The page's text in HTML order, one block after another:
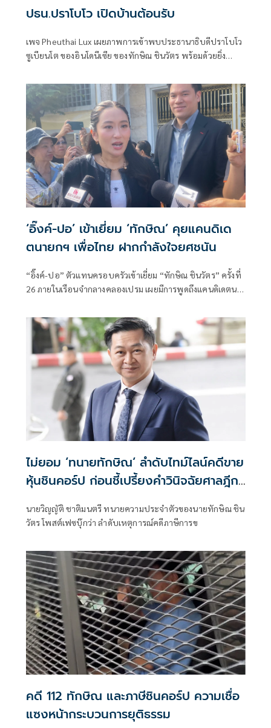
ปธน.ปราโบโว เปิดบ้านต้อนรับ
เพจ Pheuthai Lux เผยภาพการเข้าพบประธานาธิบดีปราโบโว
ซูเบียนโต ของอินโดนีเซีย ของทักษิณ ชินวัตร พร้อมด้วยยิ่ง
เป็นไปอย่างอบอุ่น มี
‘อิ๊งค์-ปอ’ เข้าเยี่ยม ‘ทักษิณ’ คุยแคนดิเด
ตนายกฯ เพื่อไทย ฝากกำลังใจยศชนัน
“อิ๊งค์-ปอ” ตัวแทนครอบครัวเข้าเยี่ยม “ทักษิณ ชินวัตร” ครั้งที่
26 ภายในเรือนจำกลางคลองเปรม เผยมีการพูดถึงแคนดิเดตนา
ไม่ยอม ‘ทนายทักษิณ‘ ลำดับไทม์ไลน์คดีขาย
หุ้นชินคอร์ป ก่อนชี้เปรี้ยงคำวินิจฉัยศาลฎีกา
นายวิญญัติ ชาติมนตรี ทนายความประจำตัวของนายทักษิณ ชิน
วัตร โพสต์เฟซบุ๊กว่า ลำดับเหตุการณ์คดีภาษีการข
คดี 112 ทักษิณ และภาษีชินคอร์ป ความเชื่อ
แซงหน้ากระบวนการยุติธรรม